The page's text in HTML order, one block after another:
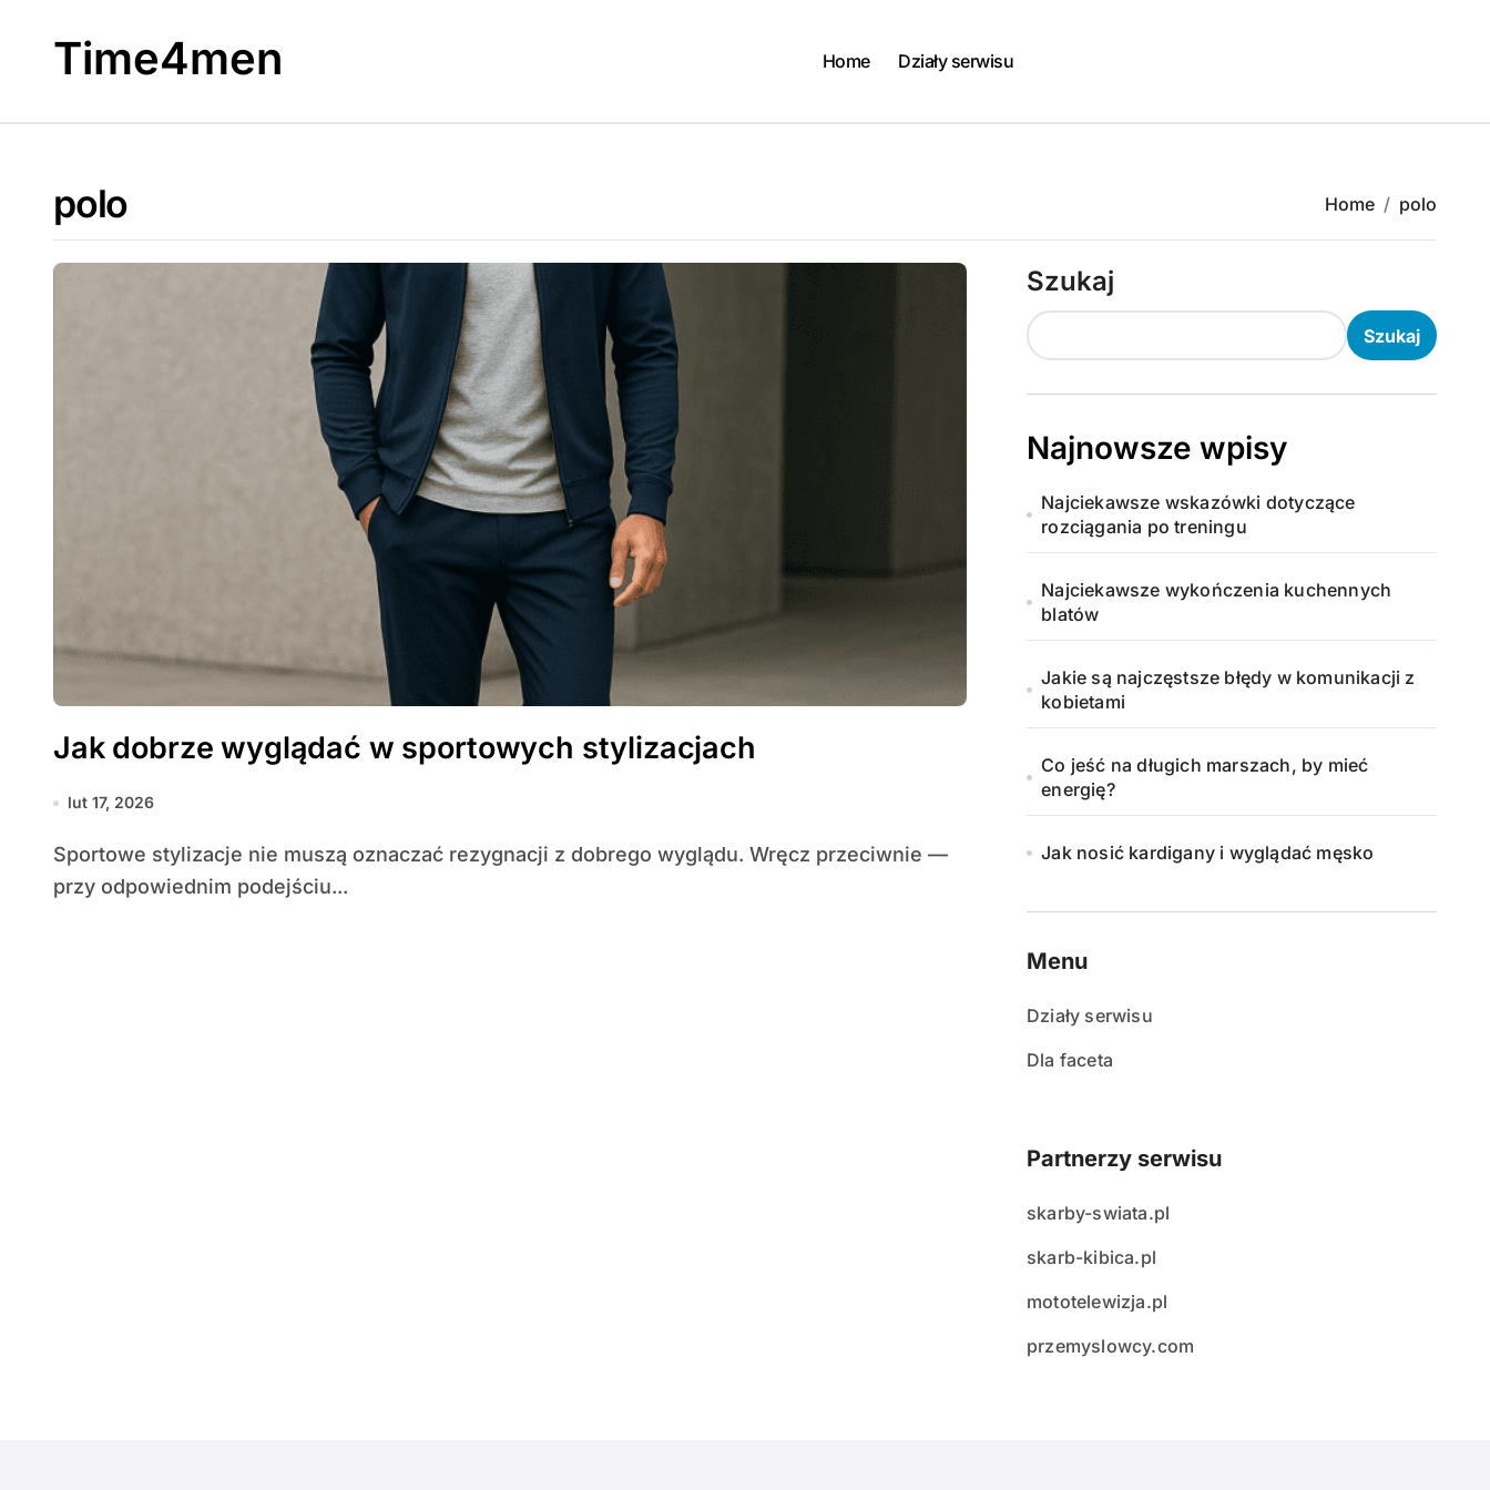
Time4men Home Działy serwisu
polo Home polo
Jak dobrze wyglądać w sportowych stylizacjach
lut 17, 2026
Sportowe stylizacje nie muszą oznaczać rezygnacji z dobrego wyglądu. Wręcz przeciwnie —
przy odpowiednim podejściu...
Szukaj
Szukaj
Najnowsze wpisy
Najciekawsze wskazówki dotyczące
rozciągania po treningu
Najciekawsze wykończenia kuchennych
blatów
Jakie są najczęstsze błędy w komunikacji z
kobietami
Co jeść na długich marszach, by mieć
energię?
Jak nosić kardigany i wyglądać męsko
Menu
Działy serwisu
Dla faceta
Partnerzy serwisu
skarby-swiata.pl
skarb-kibica.pl
mototelewizja.pl
przemyslowcy.com